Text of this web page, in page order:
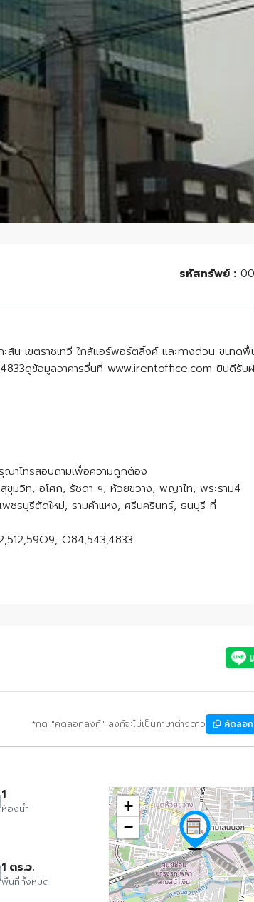
รหัสทรัพย์ :
สัน เขตราชเทวี ใกล้แอร์พอร์ตลิ้งค์ และทางด่วน ขนาดพื้
ดูข้อมูลอาคารอื่นที่ www.irentoffice.com ยินดีรับ
ณาโทรสอบถามเพื่อความถูกต้อง
ขุมวิท, อโศก, รัชดา ฯ, ห้วยขวาง, พญาไท, พระราม4
ชรบุรีตัดใหม่, รามคำแหง, ศรีนครินทร์, ธนบุรี ที่
O84,543,4833
*กด "คัดลอกลิงก์" ลิงก์จะไม่เป็นภาษาต่างดาว คัดลอ
1
ห้องน้ำ
1 ตร.ว.
พื้นที่ทั้งหมด
+
−